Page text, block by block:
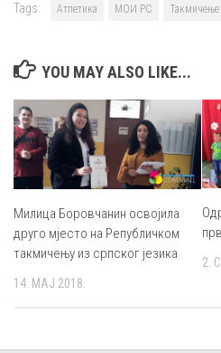
Tags: Атлетика МОИ РС Такмичење
YOU MAY ALSO LIKE...
Милица Боровчанин освојила
друго мјесто на Републичком
такмичењу из српског језика
14. МАЈ 2018.
2.